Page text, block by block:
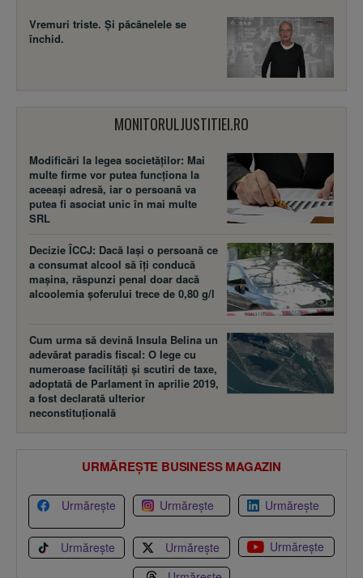
Vremuri triste. Şi păcănelele se
închid.
MONITORULJUSTITIEI.RO
Modificări la legea societăţilor: Mai
multe firme vor putea funcţiona la
aceeaşi adresă, iar o persoană va
putea fi asociat unic în mai multe
SRL
Decizie ÎCCJ: Dacă laşi o persoană ce
a consumat alcool să îţi conducă
maşina, răspunzi penal doar dacă
alcoolemia şoferului trece de 0,80 g/l
Cum urma să devină Insula Belina un
adevărat paradis fiscal: O lege cu
numeroase facilităţi şi scutiri de taxe,
adoptată de Parlament în aprilie 2019,
a fost declarată ulterior
neconstituţională
URMĂREȘTE BUSINESS MAGAZIN
Urmărește Urmărește Urmărește
Urmărește Urmărește
Urmărește